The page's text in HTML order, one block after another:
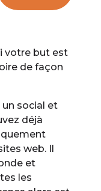
votre but est
de façon
un social et
déjà
web. Il
et
les